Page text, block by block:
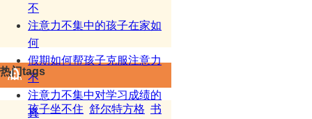
不
注意力不集中的孩子在家如
何
假期如何帮孩子克服注意力
不
注意力不集中对学习成绩的
真
热门tags
孩子坐不住 舒尔特方格 书